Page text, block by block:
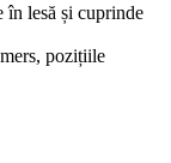
în lesă și cuprinde
pozițiile